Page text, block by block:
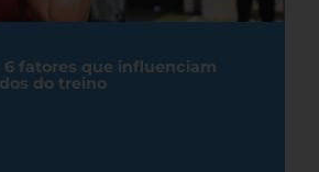
fatores que influenciam
do treino